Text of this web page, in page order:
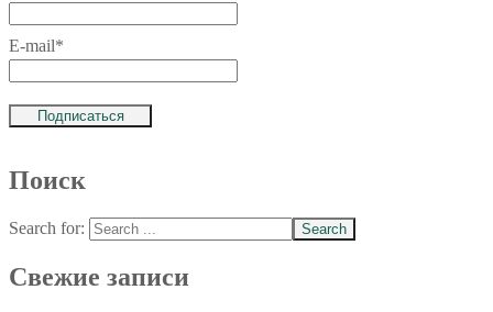
E-mail*
Поиск
Search for:
Свежие записи